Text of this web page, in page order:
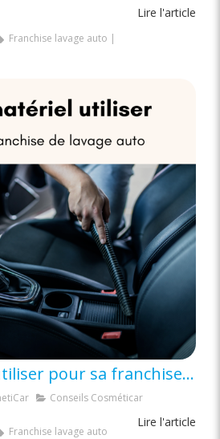
Lire l'article
Franchise lavage auto
Quel matériel utiliser pour sa franchise de lavage automobile ?
Conseils Cosméticar
Lire l'article
Franchise lavage auto